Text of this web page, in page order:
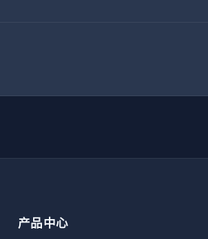
产品中心